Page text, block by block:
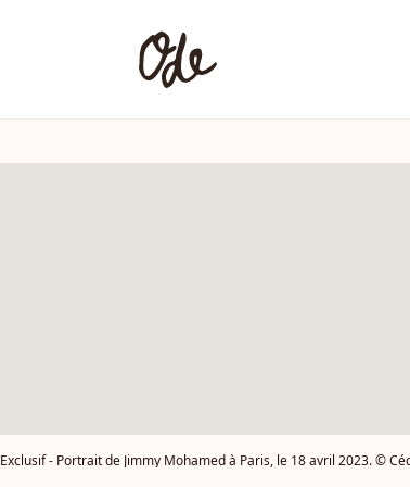
Exclusif - Portrait de Jimmy Mohamed à Paris, le 18 avril 2023. ©